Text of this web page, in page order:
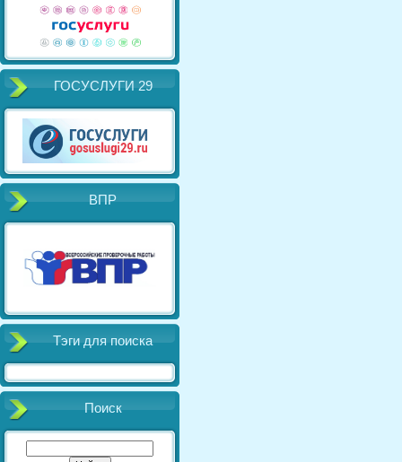
ГОСУСЛУГИ 29
ВПР
Тэги для поиска
Поиск